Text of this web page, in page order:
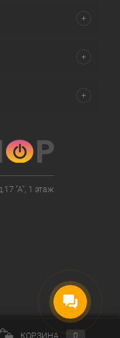
"А", 1 этаж
КОРЗИНА 0